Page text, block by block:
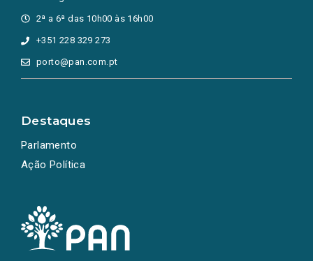
2ª a 6ª das 10h00 às 16h00
+351 228 329 273
porto@pan.com.pt
Destaques
Parlamento
Ação Política